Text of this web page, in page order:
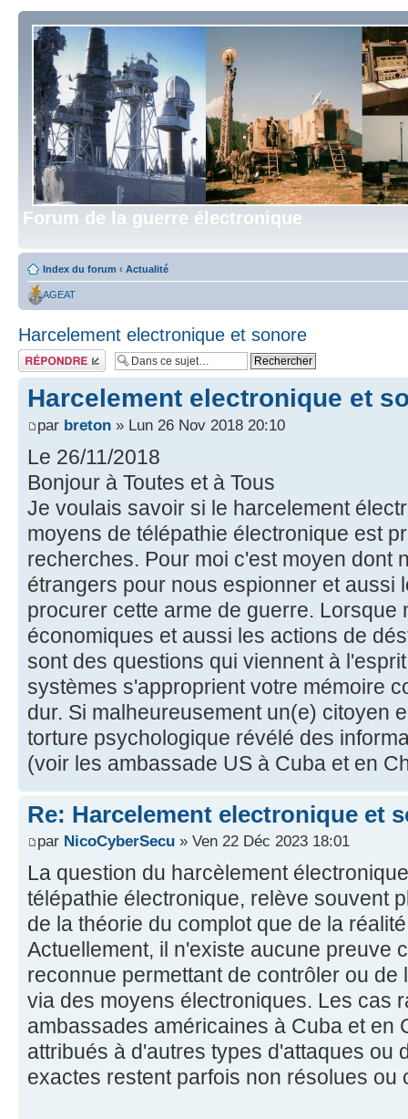
Forum de la guerre électronique
Index du forum ‹ Actualité
AGEAT
Harcelement electronique et sonore
Répondre
Harcelement electronique et
par breton » Lun 26 Nov 2018 20:10
Le 26/11/2018
Bonjour à Toutes et à Tous
Je voulais savoir si le harcelement
moyens de télépathie électronique est
recherches. Pour moi c'est moyen dont
étrangers pour nous espionner et aussi
procurer cette arme de guerre. Lorsque
économiques et aussi les actions de
sont des questions qui viennent à
systèmes s'approprient votre mémoire
dur. Si malheureusement un(e) citoyen
torture psychologique révélé des
(voir les ambassade US à Cuba et en
Re: Harcelement electronique et
par NicoCyberSecu » Ven 22 Déc 2023 18:01
La question du harcèlement
télépathie électronique, relève souvent
de la théorie du complot que de la
Actuellement, il n'existe aucune preuve
reconnue permettant de contrôler ou
via des moyens électroniques. Les cas
ambassades américaines à Cuba et en
attribués à d'autres types d'attaques ou
exactes restent parfois non résolues ou